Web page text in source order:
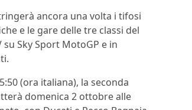
ancora una volta i tifosi
e le gare delle tre classi del
Sky Sport MotoGP e in
(ora italiana), la seconda
domenica 2 ottobre alle